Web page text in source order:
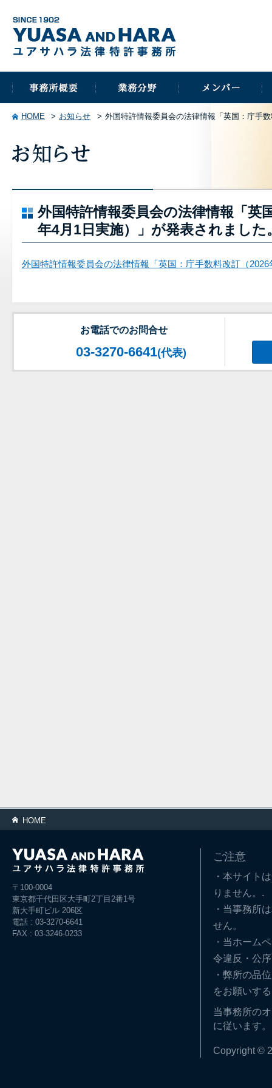
HOME お知らせ 外国特許情報委員会の法律情報「英国：庁手
外国特許情報委員会の法律情報「英
年4月1日実施）」が発表されました
外国特許情報委員会の法律情報「英国：庁手数料改訂（
お電話でのお問合せ
03-3270-6641(代表)
HOME
〒100-0004
東京都千代田区大手町2丁目2番1号
新大手町ビル 206区
電話 : 03-3270-6641
FAX : 03-3246-0233
ご注意
・本サイト
りません。.
・当事務所
せん。
・当ホーム
令違反・公
・弊所の品
をお願いす
当事務所の
に従います。
Copyright ©